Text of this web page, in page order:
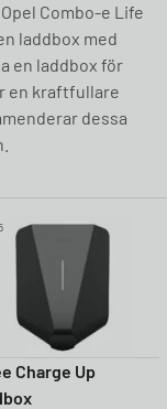
Combo-e Life
laddbox med
en laddbox för
en kraftfullare
dessa
Charge Up